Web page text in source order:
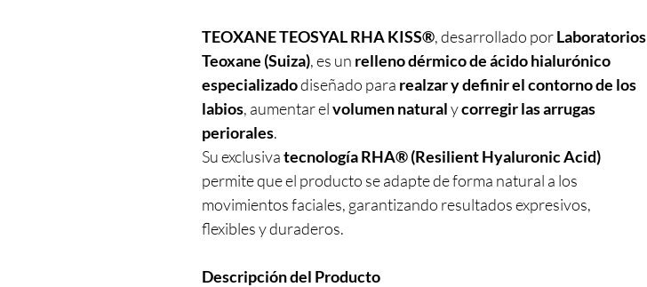
TEOXANE TEOSYAL RHA KISS®, desarrollado porLaboratorios
Teoxane (Suiza), es un relleno dérmico de ácido hialurónico
especializadodiseñado para realzar y definir el contorno de los
labios, aumentar elvolumen naturalycorregir las arrugas
periorales.
Su exclusivatecnología RHA® (Resilient Hyaluronic Acid)
permite que el producto se adapte de forma natural a los
movimientos faciales, garantizando resultados expresivos,
flexibles y duraderos.
Descripción del Producto